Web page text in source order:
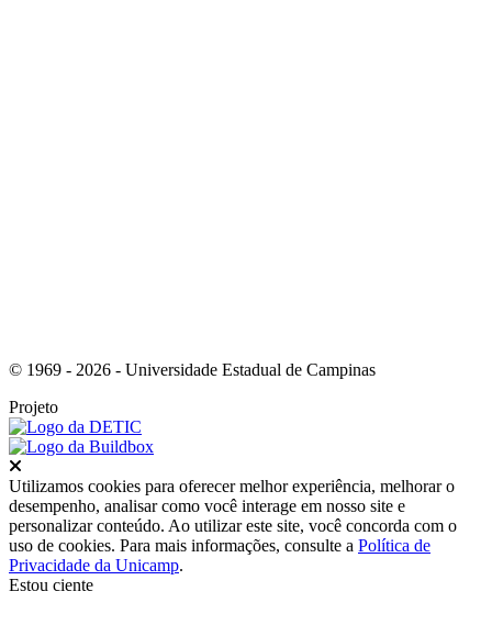
© 1969 - 2026 - Universidade Estadual de Campinas
Projeto
Utilizamos cookies para oferecer melhor experiência, melhorar o
desempenho, analisar como você interage em nosso site e
personalizar conteúdo. Ao utilizar este site, você concorda com o
uso de cookies. Para mais informações, consulte a Política de
Privacidade da Unicamp.
Estou ciente